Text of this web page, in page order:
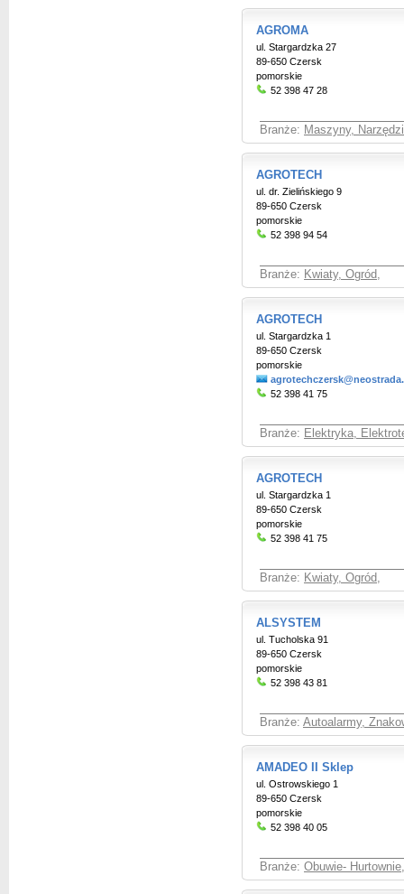
AGROMA
ul. Stargardzka 27
89-650 Czersk
pomorskie
52 398 47 28
Branże: Maszyny,
AGROTECH
ul. dr. Zielińskiego 9
89-650 Czersk
pomorskie
52 398 94 54
Branże: Kwiaty, Ogród,
AGROTECH
ul. Stargardzka 1
89-650 Czersk
pomorskie
52 398 41 75
Branże: Elektryka,
AGROTECH
ul. Stargardzka 1
89-650 Czersk
pomorskie
52 398 41 75
Branże: Kwiaty, Ogród,
ALSYSTEM
ul. Tucholska 91
89-650 Czersk
pomorskie
52 398 43 81
Branże: Autoalarmy,
AMADEO II Sklep
ul. Ostrowskiego 1
89-650 Czersk
pomorskie
52 398 40 05
Branże: Obuwie-